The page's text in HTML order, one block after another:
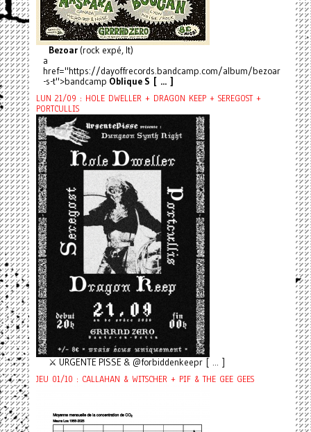
Bezoar(rock expé, It)
a
href="https://dayoffrecords.bandcamp.com/album/bezoar
-s-t">bandcamp Oblique S [ ... ]
LUN 21/09 : HOLE DWELLER + DRAGON KEEP + SEREGOST +
PORTCULLIS
⚔️ URGENTE PISSE & @forbiddenkeepr [ ... ]
JEU 01/10 : CALLAHAN & WITSCHER + PIF & THE GEE GEES